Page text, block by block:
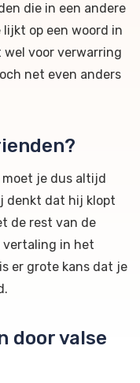
die in een andere
lijkt op een woord in
wel voor verwarring
net even anders
je dus altijd
denkt dat hij klopt
de rest van de
vertaling in het
er grote kans dat je
door valse